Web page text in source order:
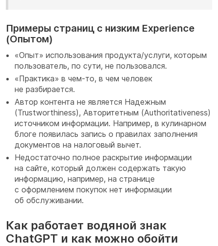
Примеры страниц с низким Experience
(Опытом)
«Опыт» использования продукта/услуги, которым
пользователь, по сути, не пользовался.
«Практика» в чем-то, в чем человек
не разбирается.
Автор контента не является Надежным
(Trustworthiness), Авторитетным (Authoritativeness)
источником информации. Например, в кулинарном
блоге появилась запись о правилах заполнения
документов на налоговый вычет.
Недостаточно полное раскрытие информации
на сайте, который должен содержать такую
информацию, например, на странице
с оформлением покупок нет информации
об обслуживании.
Как работает водяной знак
ChatGPT и как можно обойти